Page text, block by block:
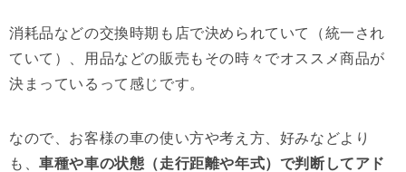
消耗品などの交換時期も店で決められていて（統一され
ていて）、用品などの販売もその時々でオススメ商品が
決まっているって感じです。
なので、お客様の車の使い方や考え方、好みなどより
も、車種や車の状態（走行距離や年式）で判断してアド